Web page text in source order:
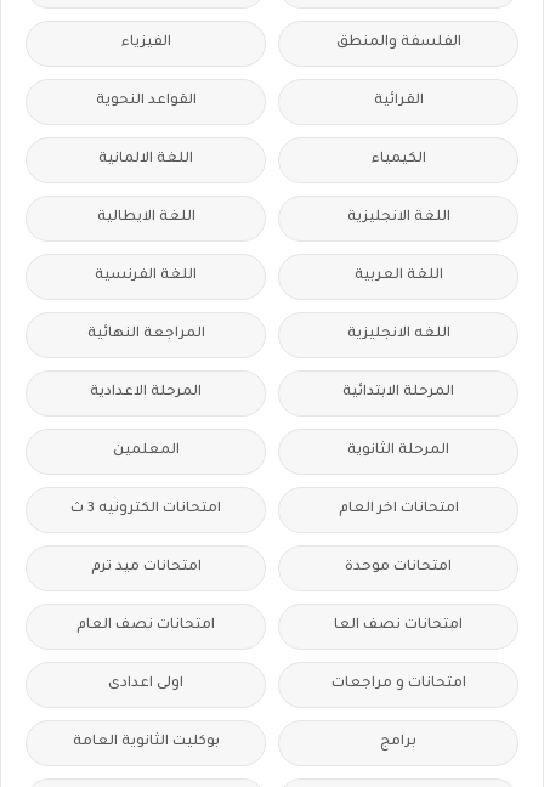
الفلسفة والمنطق الفيزياء
القرائية القواعد النحوية
الكيمياء اللغة الالمانية
اللغة الانجليزية اللغة الايطالية
اللغة العربية اللغة الفرنسية
اللغه الانجليزية المراجعة النهائية
المرحلة الابتدائية المرحلة الاعدادية
المرحلة الثانوية المعلمين
امتحانات اخر العام امتحانات الكترونيه 3 ث
امتحانات موحدة امتحانات ميد ترم
امتحانات نصف العا امتحانات نصف العام
امتحانات و مراجعات اولى اعدادى
برامج بوكليت الثانوية العامة